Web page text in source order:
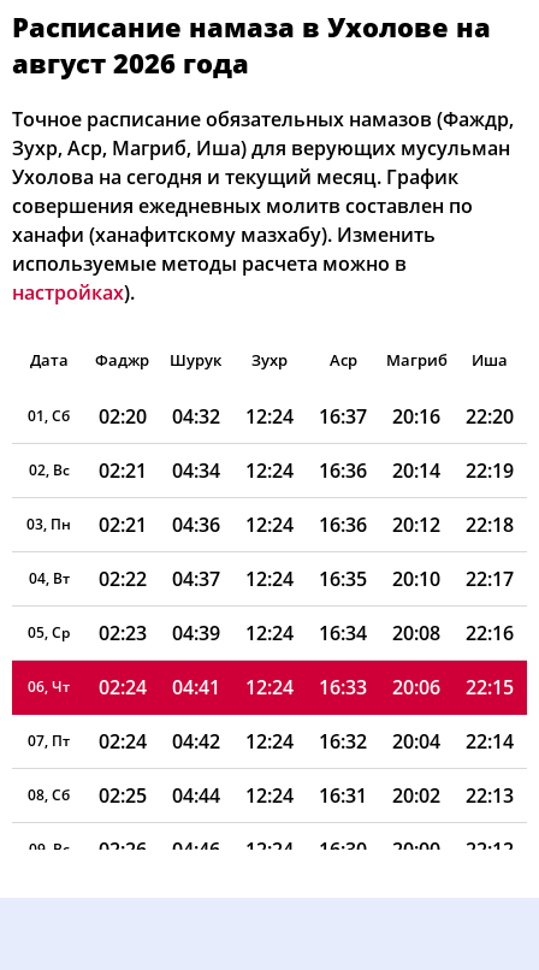
Расписание намаза в Ухолове на
август 2026 года
Точное расписание обязательных намазов (Фаждр,
Зухр, Аср, Магриб, Иша) для верующих мусульман
Ухолова на сегодня и текущий месяц. График
совершения ежедневных молитв составлен по
ханафи (ханафитскому мазхабу). Изменить
используемые методы расчета можно в
настройках).
Дата Фаджр Шурук Зухр Аср Магриб Иша
01, Сб 02:20 04:32 12:24 16:37 20:16 22:20
02, Вс 02:21 04:34 12:24 16:36 20:14 22:19
03, Пн 02:21 04:36 12:24 16:36 20:12 22:18
04, Вт 02:22 04:37 12:24 16:35 20:10 22:17
05, Ср 02:23 04:39 12:24 16:34 20:08 22:16
06, Чт 02:24 04:41 12:24 16:33 20:06 22:15
07, Пт 02:24 04:42 12:24 16:32 20:04 22:14
08, Сб 02:25 04:44 12:24 16:31 20:02 22:13
09, Вс 02:26 04:46 12:24 16:30 20:00 22:12
10, Пн 02:26 04:48 12:23 16:29 19:58 22:08